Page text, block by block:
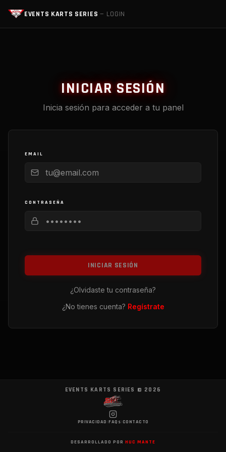
EVENTS KARTS SERIES — LOGIN
INICIAR SESIÓN
Inicia sesión para acceder a tu panel
EMAIL
CONTRASEÑA
INICIAR SESIÓN
¿Olvidaste tu contraseña?
¿No tienes cuenta? Regístrate
EVENTS KARTS SERIES © 2026
PRIVACIDAD FAQs CONTACTO
DESARROLLADO POR HUC MANTE